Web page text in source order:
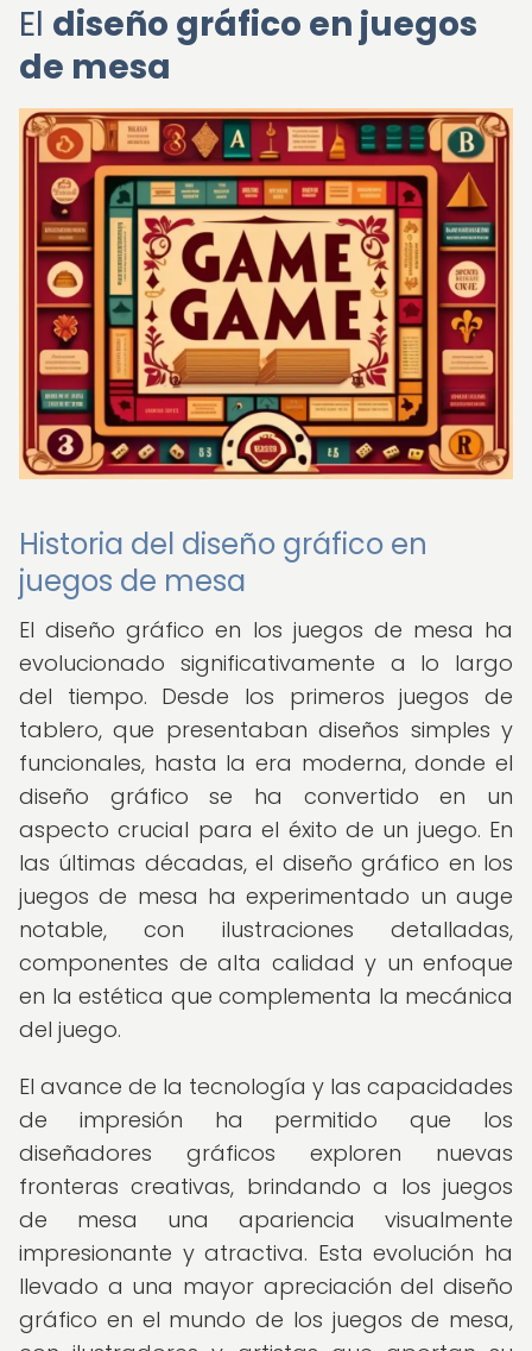
El diseño gráfico en juegos
de mesa
Historia del diseño gráfico en
juegos de mesa
El diseño gráfico en los juegos de mesa ha
evolucionado significativamente a lo largo
del tiempo. Desde los primeros juegos de
tablero, que presentaban diseños simples y
funcionales, hasta la era moderna, donde el
diseño gráfico se ha convertido en un
aspecto crucial para el éxito de un juego. En
las últimas décadas, el diseño gráfico en los
juegos de mesa ha experimentado un auge
notable, con ilustraciones detalladas,
componentes de alta calidad y un enfoque
en la estética que complementa la mecánica
del juego.
El avance de la tecnología y las capacidades
de impresión ha permitido que los
diseñadores gráficos exploren nuevas
fronteras creativas, brindando a los juegos
de mesa una apariencia visualmente
impresionante y atractiva. Esta evolución ha
llevado a una mayor apreciación del diseño
gráfico en el mundo de los juegos de mesa,